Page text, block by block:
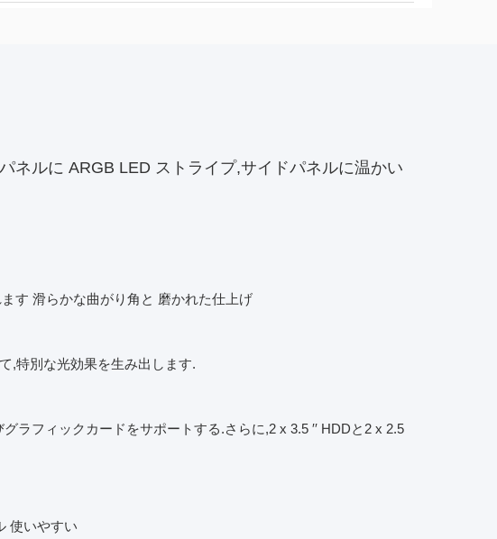
ネルに ARGB LED ストライプ,サイドパネルに温かい
す 滑らかな曲がり角と 磨かれた仕上げ
,特別な光効果を生み出します.
ラフィックカードをサポートする.さらに,2 x 3.5 ′′ HDDと2 x 2.5
使いやすい